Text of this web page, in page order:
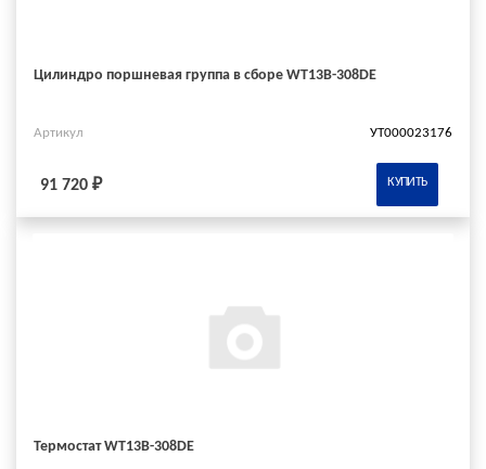
Цилиндро поршневая группа в сборе WT13B-308DE
Артикул УТ000023176
91 720 ₽ КУПИТЬ
Термостат WT13B-308DE